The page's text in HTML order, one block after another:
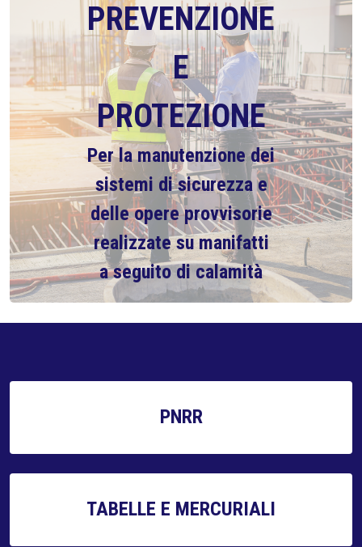
PREVENZIONE
E
PROTEZIONE
Per la manutenzione dei
sistemi di sicurezza e
delle opere provvisorie
realizzate su manifatti
a seguito di calamità
PNRR
TABELLE E MERCURIALI